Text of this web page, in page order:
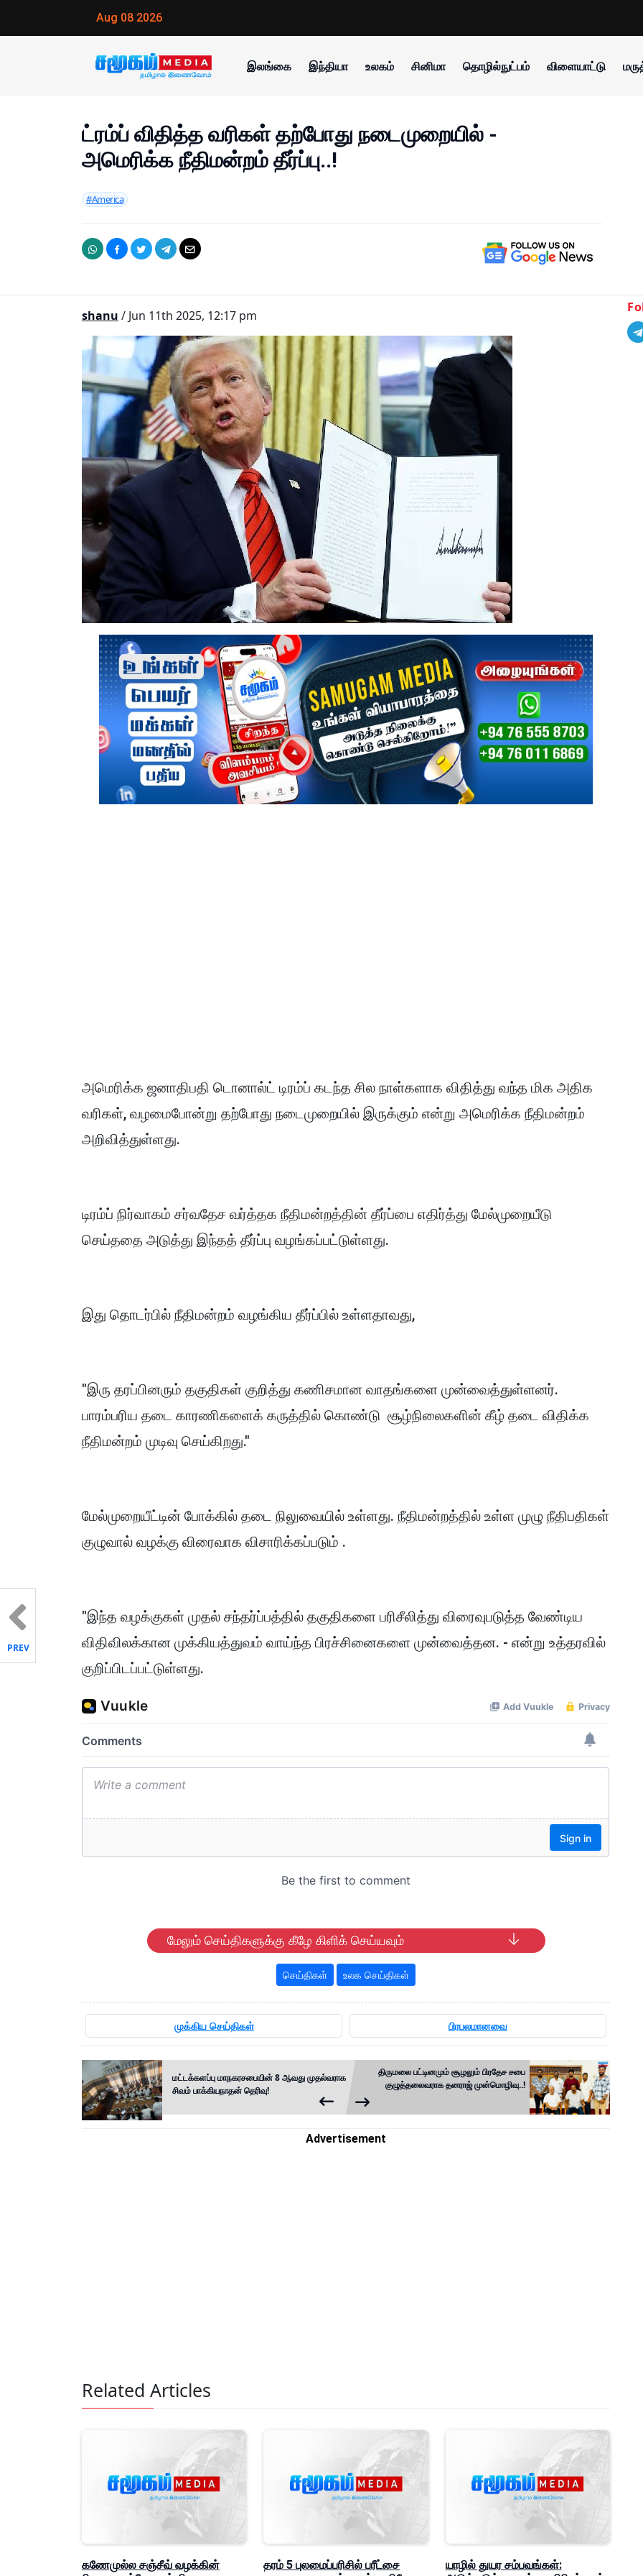
Aug 08 2026
இலங்கை இந்தியா உலகம் சினிமா தொழில்நுட்பம் விளையாட்டு
ட்ரம்ப் விதித்த வரிகள் தற்போது நடைமுறையில் -
அமெரிக்க நீதிமன்றம் தீர்ப்பு..!
#America
shanu / Jun 11th 2025, 12:17 pm
அமெரிக்க ஜனாதிபதி டொனால்ட் டிரம்ப் கடந்த சில நாள்களாக விதித்து வந்த மிக அதிக
வரிகள், வழமைபோன்று தற்போது நடைமுறையில் இருக்கும் என்று அமெரிக்க நீதிமன்றம்
அறிவித்துள்ளது.
டிரம்ப் நிர்வாகம் சர்வதேச வர்த்தக நீதிமன்றத்தின் தீர்ப்பை எதிர்த்து மேல்முறையீடு
செய்ததை அடுத்து இந்தத் தீர்ப்பு வழங்கப்பட்டுள்ளது.
இது தொடர்பில் நீதிமன்றம் வழங்கிய தீர்ப்பில் உள்ளதாவது,
"இரு தரப்பினரும் தகுதிகள் குறித்து கணிசமான வாதங்களை முன்வைத்துள்ளனர்.
பாரம்பரிய தடை காரணிகளைக் கருத்தில் கொண்டு சூழ்நிலைகளின் கீழ் தடை விதிக்க
நீதிமன்றம் முடிவு செய்கிறது."
மேல்முறையீட்டின் போக்கில் தடை நிலுவையில் உள்ளது. நீதிமன்றத்தில் உள்ள முழு நீதிபதிகள்
குழுவால் வழக்கு விரைவாக விசாரிக்கப்படும் .
"இந்த வழக்குகள் முதல் சந்தர்ப்பத்தில் தகுதிகளை பரிசீலித்து விரைவுபடுத்த வேண்டிய
விதிவிலக்கான முக்கியத்துவம் வாய்ந்த பிரச்சினைகளை முன்வைத்தன. - என்று உத்தரவில்
குறிப்பிடப்பட்டுள்ளது.
மேலும் செய்திகளுக்கு கீழே கிளிக் செய்யவும்
செய்திகள் உலக செய்திகள்
முக்கிய செய்திகள் பிரபலமானவை
மட்டக்களப்பு மாநகரசபையின் 8 ஆவது முதல்வராக
சிவம் பாக்கியநாதன் தெரிவு!
திருமலை பட்டினமும் சூழலும் பிரதேச சபை
குழுத்தலைவராக தனராஜ் முன்மொழிவு..!
PREV
Advertisement
Related Articles
கணேமுல்ல சஞ்சீவ் வழக்கின்
தரம் 5 புலமைப்பரிசில் பரீட்சை
யாழில் துயர சம்பவங்கள்: